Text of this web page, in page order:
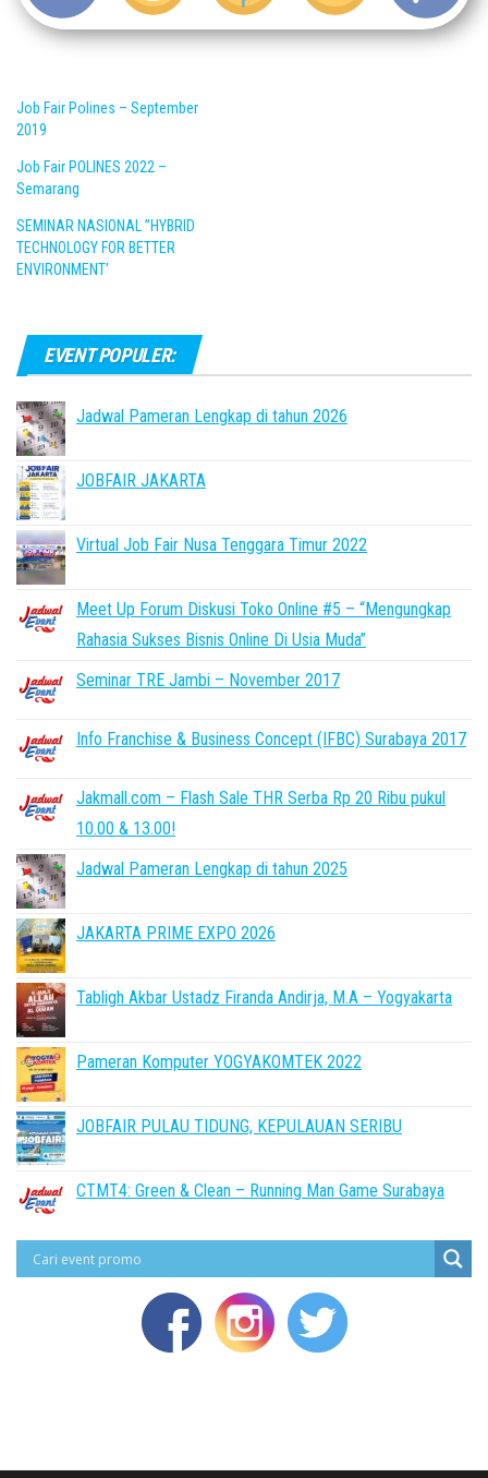
Job Fair Polines – September
2019
Job Fair POLINES 2022 –
Semarang
SEMINAR NASIONAL ”HYBRID
TECHNOLOGY FOR BETTER
ENVIRONMENT’
EVENT POPULER:
Jadwal Pameran Lengkap di tahun 2026
JOBFAIR JAKARTA
Virtual Job Fair Nusa Tenggara Timur 2022
Meet Up Forum Diskusi Toko Online #5 – “Mengungkap
Rahasia Sukses Bisnis Online Di Usia Muda”
Seminar TRE Jambi – November 2017
Info Franchise & Business Concept (IFBC) Surabaya 2017
Jakmall.com – Flash Sale THR Serba Rp 20 Ribu pukul
10.00 & 13.00!
Jadwal Pameran Lengkap di tahun 2025
JAKARTA PRIME EXPO 2026
Tabligh Akbar Ustadz Firanda Andirja, M.A – Yogyakarta
Pameran Komputer YOGYAKOMTEK 2022
JOBFAIR PULAU TIDUNG, KEPULAUAN SERIBU
CTMT4: Green & Clean – Running Man Game Surabaya